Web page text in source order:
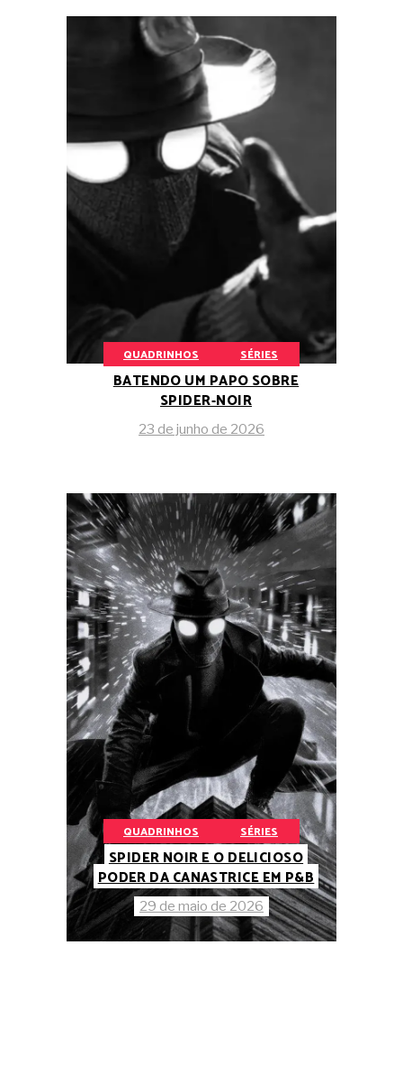
QUADRINHOS SÉRIES
BATENDO UM PAPO SOBRE
SPIDER-NOIR
23 de junho de 2026
QUADRINHOS SÉRIES
SPIDER NOIR E O DELICIOSO
PODER DA CANASTRICE EM P&B
29 de maio de 2026